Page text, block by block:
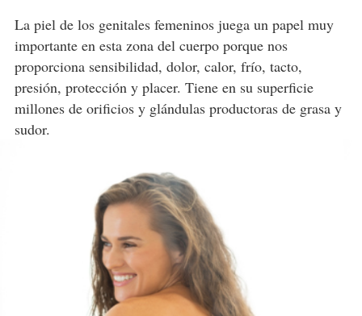
La piel de los genitales femeninos juega un papel muy
importante en esta zona del cuerpo porque nos
proporciona sensibilidad, dolor, calor, frío, tacto,
presión, protección y placer. Tiene en su superficie
millones de orificios y glándulas productoras de grasa y
sudor.